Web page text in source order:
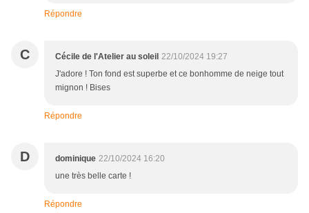
Répondre
C Cécile de l'Atelier au soleil 22/10/2024 19:27
J'adore ! Ton fond est superbe et ce bonhomme de neige tout
mignon ! Bises
Répondre
D dominique 22/10/2024 16:20
une très belle carte !
Répondre